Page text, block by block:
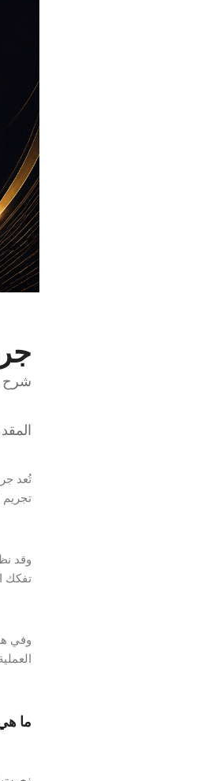
شرح المادة 304 من قانون
تُعد
تجريم
وقد
تفكك
وفي
ما